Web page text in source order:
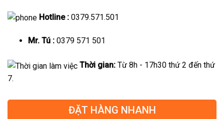
Hotline : 0379.571.501
Mr. Tú :0379 571 501
Thời gian: Từ 8h - 17h30 thứ 2 đến thứ
7.
ĐẶT HÀNG NHANH